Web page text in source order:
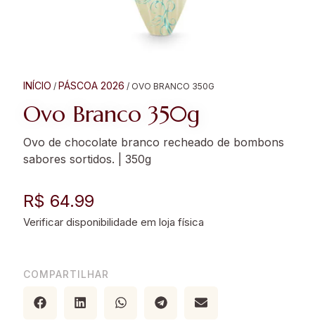
INÍCIO / PÁSCOA 2026 / OVO BRANCO 350G
Ovo Branco 350g
Ovo de chocolate branco recheado de bombons
sabores sortidos. | 350g
R$ 64.99
COMPARTILHAR